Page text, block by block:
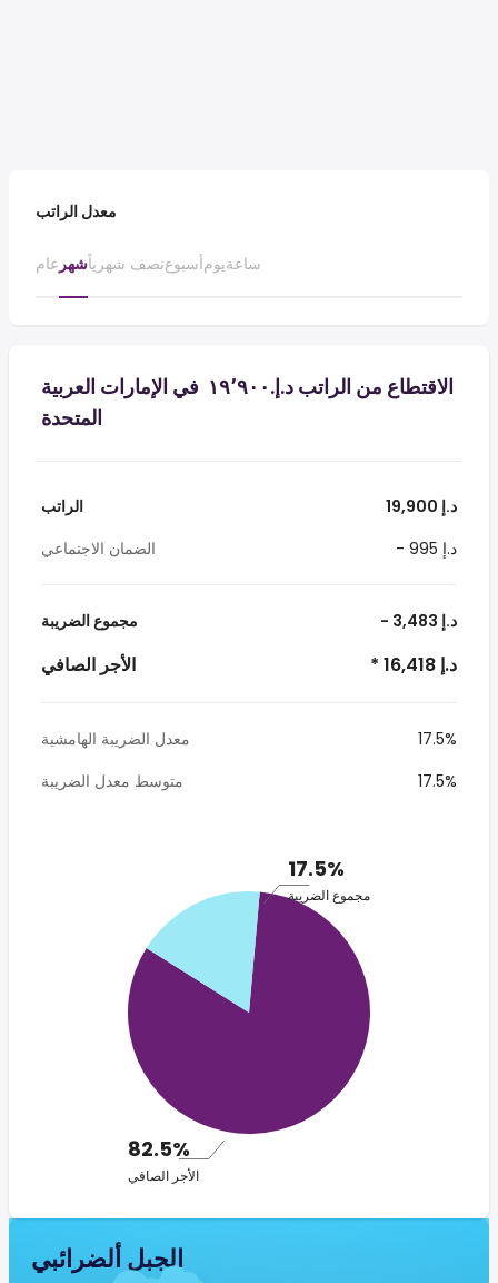
معدل الراتب
عام شهرنصف شهرياًأسبوعيومساعة
الاقتطاع من الراتب د.إ.‏١٩٬٩٠٠ ‏ في الإمارات العربية
المتحدة
الراتب
19,900 د.إ
الضمان الاجتماعي
- 995 د.إ
مجموع الضريبة - 3,483 د.إ
الأجر الصافي * 16,418 د.إ
معدل الضريبة الهامشية
17.5%
متوسط معدل الضريبة
17.5%
17.5%
مجموع الضريبة
82.5%
الأجر الصافي
الجبل ألضرائبي